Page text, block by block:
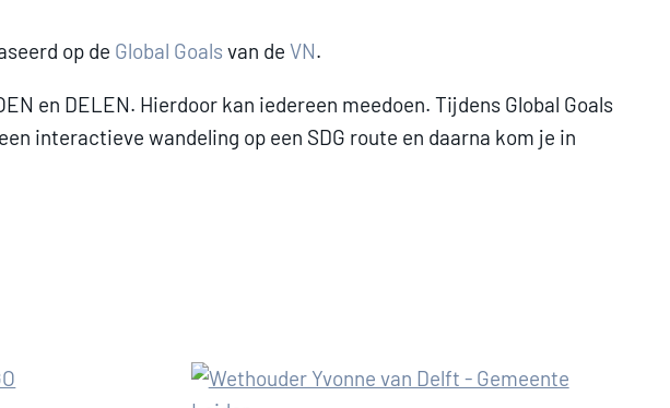
op de Global Goals van de VN.
en DELEN. Hierdoor kan iedereen meedoen. Tijdens Global Goals
interactieve wandeling op een SDG route en daarna kom je in